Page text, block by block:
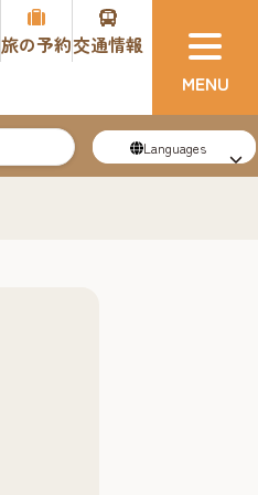
旅の予約交通情報
Languages